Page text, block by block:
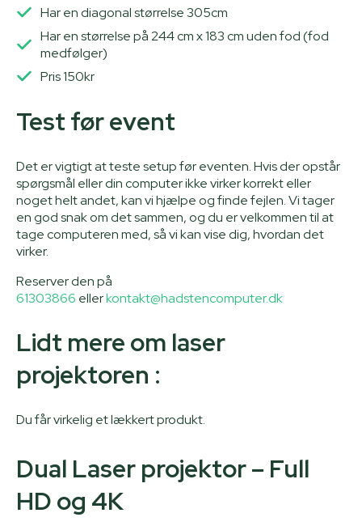
Har en diagonal størrelse 305cm
Har en størrelse på 244 cm x 183 cm uden fod (fod
medfølger)
Pris 150kr
Test før event
Det er vigtigt at teste setup før eventen. Hvis der opstår
spørgsmål eller din computer ikke virker korrekt eller
noget helt andet, kan vi hjælpe og finde fejlen. Vi tager
en god snak om det sammen, og du er velkommen til at
tage computeren med, så vi kan vise dig, hvordan det
virker.
Reserver den på
61303866 ellerkontakt@hadstencomputer.dk
Lidt mere om laser
projektoren :
Du får virkelig et lækkert produkt.
Dual Laser projektor – Full
HD og 4K